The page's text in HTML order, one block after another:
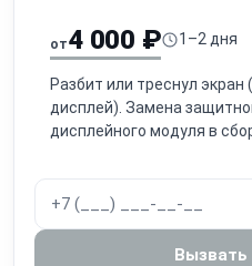
Не работает Touch ID /
Не работает основная /
Нет громкого звука / не
от4 000 ₽ 1–2 дня
Разбит или треснул экран
дисплей). Замена
дисплейного модуля в
Вызвать